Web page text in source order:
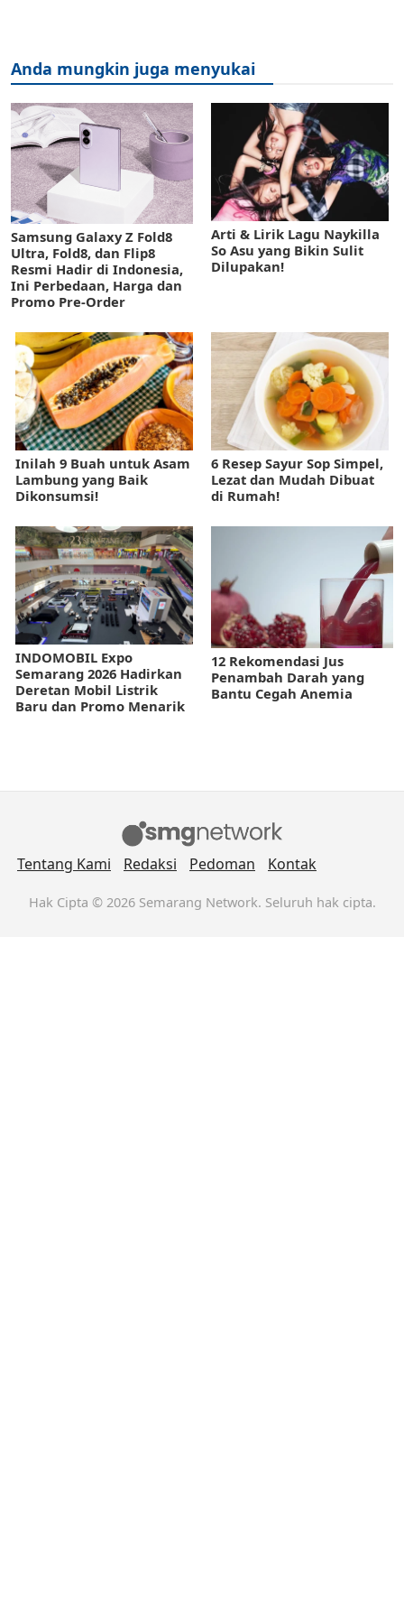
Anda mungkin juga menyukai
Samsung Galaxy Z Fold8
Ultra, Fold8, dan Flip8
Resmi Hadir di Indonesia,
Ini Perbedaan, Harga dan
Promo Pre-Order
Arti & Lirik Lagu Naykilla
So Asu yang Bikin Sulit
Dilupakan!
Inilah 9 Buah untuk Asam
Lambung yang Baik
Dikonsumsi!
6 Resep Sayur Sop Simpel,
Lezat dan Mudah Dibuat
di Rumah!
INDOMOBIL Expo
Semarang 2026 Hadirkan
Deretan Mobil Listrik
Baru dan Promo Menarik
12 Rekomendasi Jus
Penambah Darah yang
Bantu Cegah Anemia
Tentang Kami Redaksi Pedoman Kontak
Hak Cipta © 2026 Semarang Network. Seluruh hak cipta.